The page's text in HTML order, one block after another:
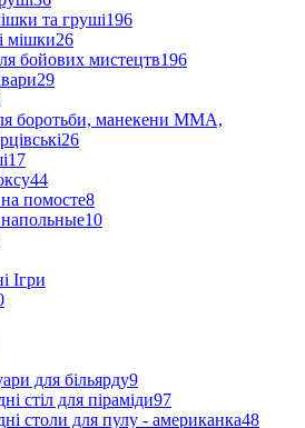
та груші196
мішки26
бойових мистецтв196
29
боротьби, манекени ММА,
26
17
44
помосте8
10
Ігри
для більярду9
стіл для піраміди97
столи для пулу - американка48